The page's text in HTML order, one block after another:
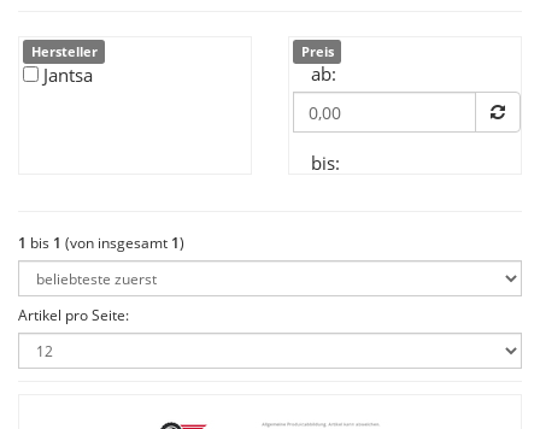
Hersteller
Jantsa
Preis
ab:
bis:
1 bis 1 (von insgesamt 1)
Artikel pro Seite: